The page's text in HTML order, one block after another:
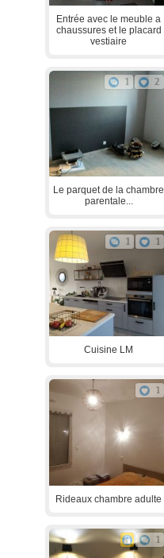
Entrée avec le meuble a
chaussures et le placard
vestiaire
1 2
Le parquet de la chambre
parentale...
1 1
Cuisine LM
1
Rideaux chambre adulte
1